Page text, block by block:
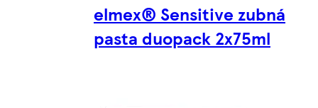
elmex® Sensitive zubná
pasta duopack 2x75ml